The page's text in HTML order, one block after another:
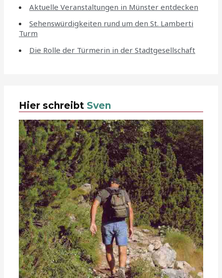
Aktuelle Veranstaltungen in Münster entdecken
Sehenswürdigkeiten rund um den St. Lamberti
Turm
Die Rolle der Türmerin in der Stadtgesellschaft
Hier schreibt Sven